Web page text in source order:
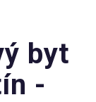
byt
-